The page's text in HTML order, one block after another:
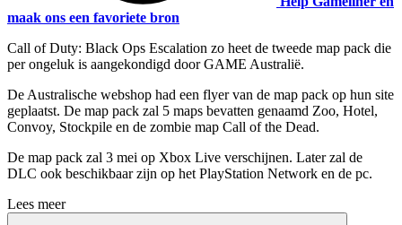
maak ons een favoriete bron
Call of Duty: Black Ops Escalation zo heet de tweede map pack die
per ongeluk is aangekondigd door GAME Australië.
De Australische webshop had een flyer van de map pack op hun site
geplaatst. De map pack zal 5 maps bevatten genaamd Zoo, Hotel,
Convoy, Stockpile en de zombie map Call of the Dead.
De map pack zal 3 mei op Xbox Live verschijnen. Later zal de
DLC ook beschikbaar zijn op het PlayStation Network en de pc.
Lees meer